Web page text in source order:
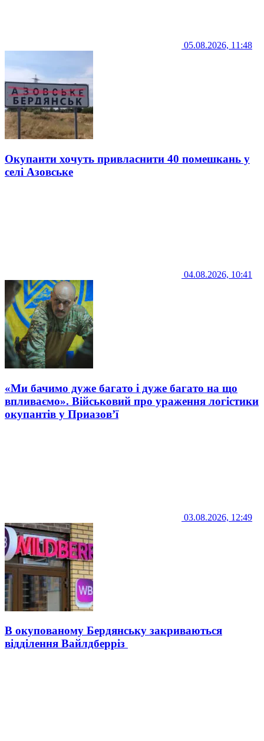
05.08.2026, 11:48
Окупанти хочуть привласнити 40 помешкань у
селі Азовське
04.08.2026, 10:41
«Ми бачимо дуже багато і дуже багато на що
впливаємо». Військовий про ураження логістики
окупантів у Приазов’ї
03.08.2026, 12:49
В окупованому Бердянську закриваються
відділення Вайлдберріз